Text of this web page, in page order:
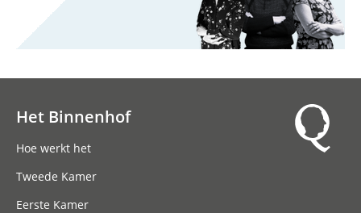
Het Binnenhof
Hoe werkt het
Tweede Kamer
Eerste Kamer